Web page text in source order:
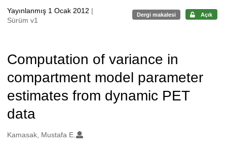
Yayınlanmış 1 Ocak 2012 |
Sürüm v1
Dergi makalesi Açık
Computation of variance in
compartment model parameter
estimates from dynamic PET
data
Oluşturanlar
Kamasak, Mustafa E.